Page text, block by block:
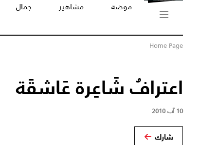
موضة مشاهير جمال
Home Page
اعترافُ شَاعِرة عَاشقَة
10 آب 2010
شارك